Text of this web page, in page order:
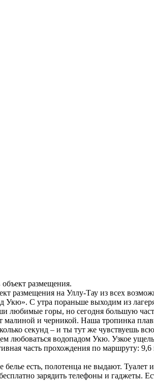
размещения.
размещения на Уллу-Тау из всех
Укю». С утра пораньше выходим из
любимые горы, но сегодня большую
малиной и черникой. Наша тропинка
секунд – и ты тут же чувствуешь
любоваться водопадом Укю. Узкое
часть прохождения по маршруту: 9,6
есть, полотенца не выдают.
зарядить телефоны и гаджеты.